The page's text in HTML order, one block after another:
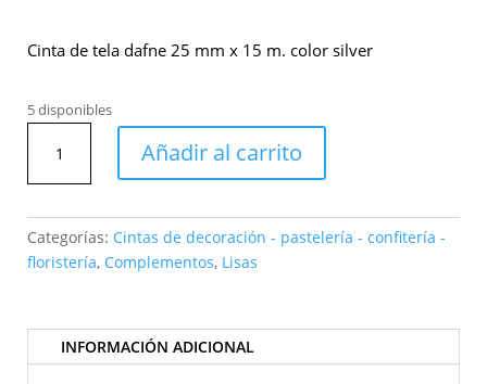
Cinta de tela dafne 25 mm x 15 m. color silver
5 disponibles
dafne
25
x
15
silver-
4325M40
Añadir al carrito
Categorías: Cintas de decoración - pastelería - confitería -
floristería, Complementos, Lisas
INFORMACIÓN ADICIONAL